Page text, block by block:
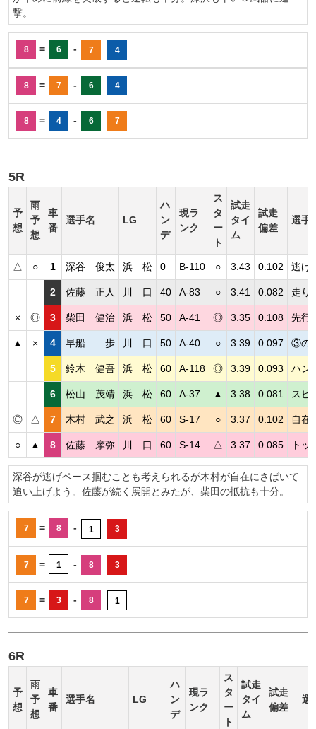
撃。
8 = 6 - 7 4
8 = 7 - 6 4
8 = 4 - 6 7
5R
予
想
雨
予
想
車
番
選手名 LG
ハ
ン
デ
現ラ
ンク
ス
タ
ー
ト
試走
タイ
ム
試走
偏差
選手
△ ○ 1 深谷 俊太 浜 松 0 B-110 ○ 3.43 0.102 逃げ
2 佐藤 正人 川 口 40 A-83 ○ 3.41 0.082 走り
× ◎ 3 柴田 健治 浜 松 50 A-41 ◎ 3.35 0.108 先行
▲ × 4 早船 歩 川 口 50 A-40 ○ 3.39 0.097 ③の
5 鈴木 健吾 浜 松 60 A-118 ◎ 3.39 0.093 ハン
6 松山 茂靖 浜 松 60 A-37 ▲ 3.38 0.081 スピ
◎ △ 7 木村 武之 浜 松 60 S-17 ○ 3.37 0.102 自在
○ ▲ 8 佐藤 摩弥 川 口 60 S-14 △ 3.37 0.085 トッ
深谷が逃げペース掴むことも考えられるが木村が自在にさばいて
追い上げよう。佐藤が続く展開とみたが、柴田の抵抗も十分。
7 = 8 - 1 3
7 = 1 - 8 3
7 = 3 - 8 1
6R
予
想
雨
予
想
車
番
選手名 LG
ハ
ン
デ
現ラ
ンク
ス
タ
ー
ト
試走
タイ
ム
試走
偏差
選